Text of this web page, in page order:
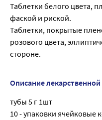
Таблетки белого цвета,
фаской и риской.
Таблетки, покрытые
розового цвета,
стороне.
Описание
тубы 5 г 1шт
10 - упаковки ячейковые